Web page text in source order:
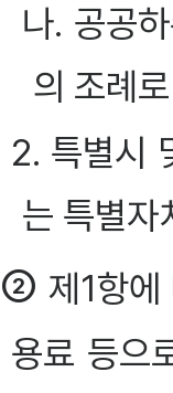
나. 공공
의 조례
2. 특별시
는 특별자
② 제1항
용료 등으